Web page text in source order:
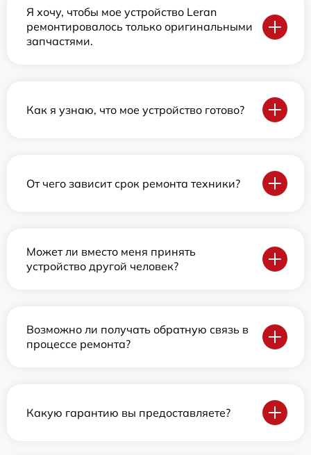
Я хочу, чтобы мое устройство Leran
ремонтировалось только оригинальными
запчастями.
Как я узнаю, что мое устройство готово?
От чего зависит срок ремонта техники?
Может ли вместо меня принять
устройство другой человек?
Возможно ли получать обратную связь в
процессе ремонта?
Какую гарантию вы предоставляете?